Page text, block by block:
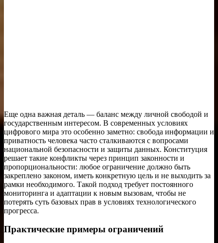
Еще одна важная деталь — баланс между личной свободой и
государственным интересом. В современных условиях
цифрового мира это особенно заметно: свобода информации и
приватность человека часто сталкиваются с вопросами
национальной безопасности и защиты данных. Конституция
решает такие конфликты через принцип законности и
пропорциональности: любое ограничение должно быть
закреплено законом, иметь конкретную цель и не выходить за
рамки необходимого. Такой подход требует постоянного
мониторинга и адаптации к новым вызовам, чтобы не
потерять суть базовых прав в условиях технологического
прогресса.
Практические примеры ограничений